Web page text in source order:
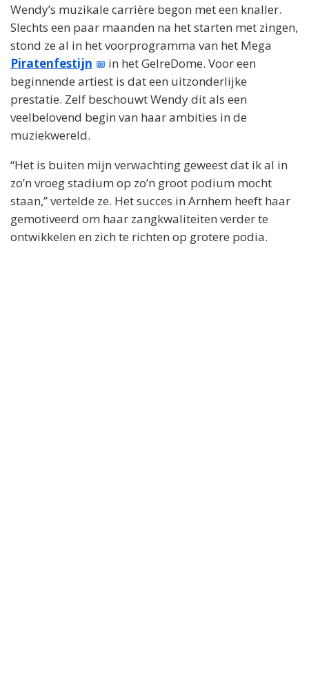
Wendy’s muzikale carrière begon met een knaller.
Slechts een paar maanden na het starten met zingen,
stond ze al in het voorprogramma van het Mega
Piratenfestijn
in het GelreDome. Voor een
beginnende artiest is dat een uitzonderlijke
prestatie. Zelf beschouwt Wendy dit als een
veelbelovend begin van haar ambities in de
muziekwereld.
“Het is buiten mijn verwachting geweest dat ik al in
zo’n vroeg stadium op zo’n groot podium mocht
staan,” vertelde ze. Het succes in Arnhem heeft haar
gemotiveerd om haar zangkwaliteiten verder te
ontwikkelen en zich te richten op grotere podia.